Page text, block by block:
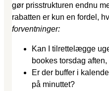
gør prisstrukturen endnu
rabatten er kun en fordel,
forventninger:
Kan I tilrettelægge
bookes torsdag
Er der buffer i
på minuttet?